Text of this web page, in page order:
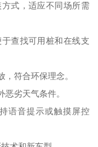
式，适应不同场所需
查找可用桩和在线支
符合环保理念。
劣天气条件。
语音提示或触摸屏控